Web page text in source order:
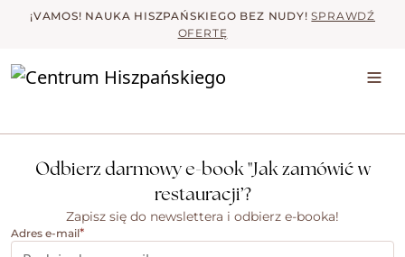
Skip to main content
¡VAMOS! NAUKA HISZPAŃSKIEGO BEZ NUDY! SPRAWDŹ
OFERTĘ
Odbierz darmowy e-book "Jak zamówić w
restauracji’?
Zapisz się do newslettera i odbierz e-booka!
Adres e-mail*